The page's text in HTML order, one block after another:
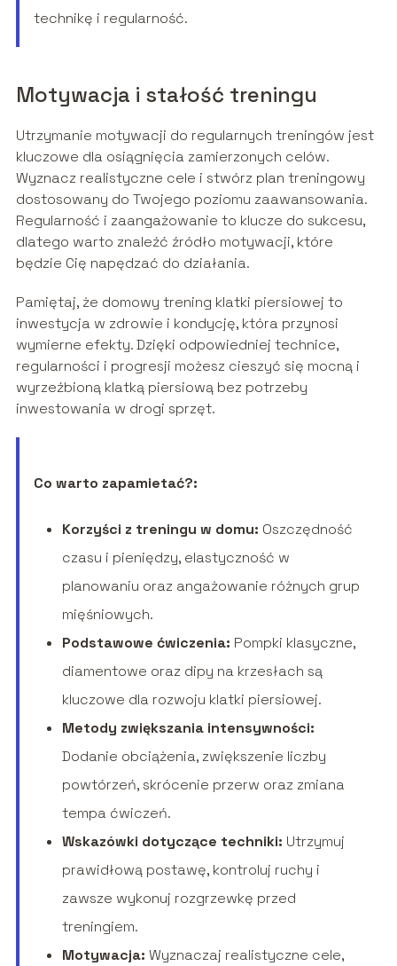
technikę i regularność.
Motywacja i stałość treningu
Utrzymanie motywacji do regularnych treningów jest
kluczowe dla osiągnięcia zamierzonych celów.
Wyznacz realistyczne cele i stwórz plan treningowy
dostosowany do Twojego poziomu zaawansowania.
Regularność i zaangażowanie to klucze do sukcesu,
dlatego warto znaleźć źródło motywacji, które
będzie Cię napędzać do działania.
Pamiętaj, że domowy trening klatki piersiowej to
inwestycja w zdrowie i kondycję, która przynosi
wymierne efekty. Dzięki odpowiedniej technice,
regularności i progresji możesz cieszyć się mocną i
wyrzeźbioną klatką piersiową bez potrzeby
inwestowania w drogi sprzęt.
Co warto zapamietać?:
Korzyści z treningu w domu: Oszczędność
czasu i pieniędzy, elastyczność w
planowaniu oraz angażowanie różnych grup
mięśniowych.
Podstawowe ćwiczenia: Pompki klasyczne,
diamentowe oraz dipy na krzesłach są
kluczowe dla rozwoju klatki piersiowej.
Metody zwiększania intensywności:
Dodanie obciążenia, zwiększenie liczby
powtórzeń, skrócenie przerw oraz zmiana
tempa ćwiczeń.
Wskazówki dotyczące techniki: Utrzymuj
prawidłową postawę, kontroluj ruchy i
zawsze wykonuj rozgrzewkę przed
treningiem.
Motywacja: Wyznaczaj realistyczne cele,